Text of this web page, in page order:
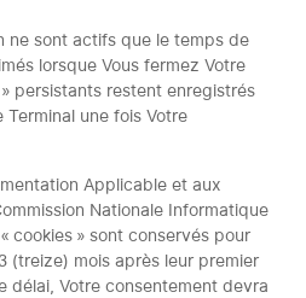
ne sont actifs que le temps de
lorsque Vous fermez Votre
persistants restent enregistrés
une fois Votre
Applicable et aux
Nationale Informatique
cookies » sont conservés pour
(treize) mois après leur premier
délai, Votre consentement devra